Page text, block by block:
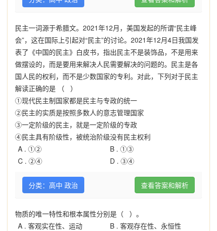
民主一词源于希腊文。2021年12月，美国发起的所谓“民主峰
会”，这在国际上引起对“民主”的讨论。2021年12月4日我国发
表了《中国的民主》白皮书，指出民主不是装饰品，不是用来
做摆设的，而是要用来解决人民需要解决的问题的。民主是各
国人民的权利，而不是少数国家的专利。对此，下列对于民主
解读正确的是 （ ）
①现代民主制国家都是民主与专政的统一
②民主的实质是按照多数人的意志管理国家
③一定阶级的民主，就是一定阶级的专政
④民主具有阶级性，被统治阶级没有民主权利
A . ①② B . ①③
C . ②④ D . ③④
分类：高中 政治 查看答案和解析
物质的唯一特性和根本属性分别是（ ）。
A . 客观实在性、运动 B . 客观存在性、永恒性